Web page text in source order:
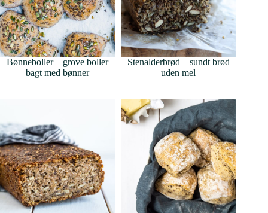
Bønneboller – grove boller
bagt med bønner
Stenalderbrød – sundt brød
uden mel